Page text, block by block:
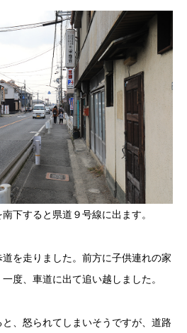
下すると県道９号線に出ます。
を走りました。前方に子供連れの家
度、車道に出て追い越しました。
、怒られてしまいそうですが、道路